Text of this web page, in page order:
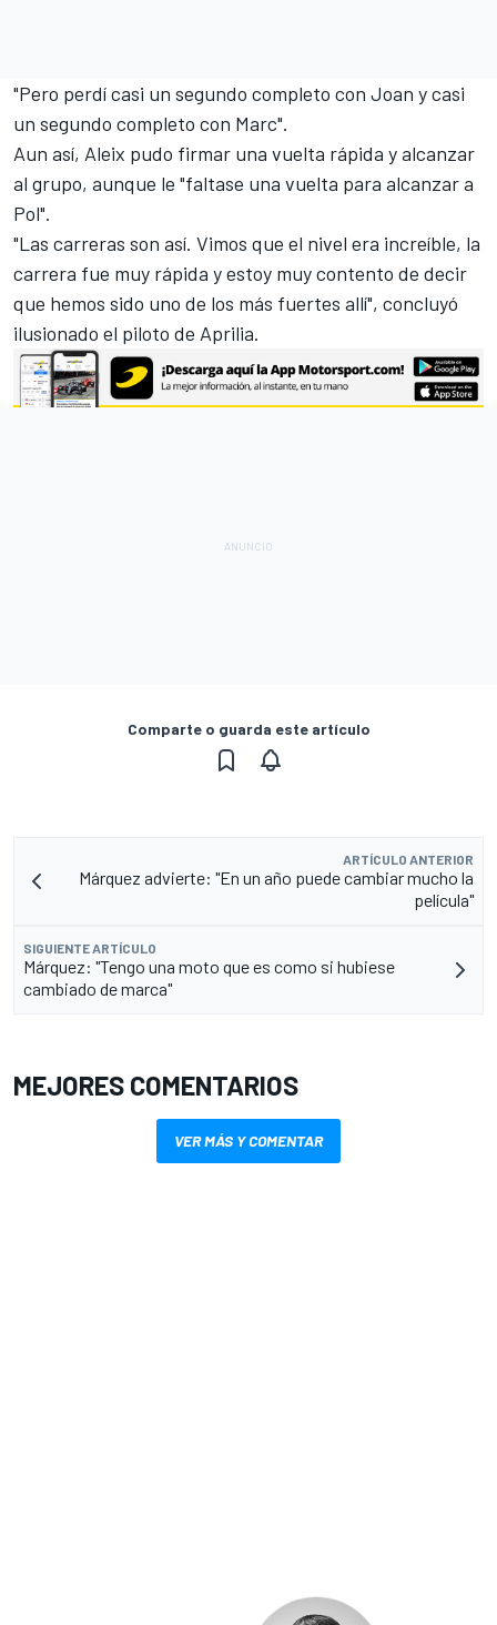
"Pero perdí casi un segundo completo con Joan y casi
un segundo completo con Marc".
Aun así, Aleix pudo firmar una vuelta rápida y alcanzar
al grupo, aunque le "faltase una vuelta para alcanzar a
Pol".
"Las carreras son así. Vimos que el nivel era increíble, la
carrera fue muy rápida y estoy muy contento de decir
que hemos sido uno de los más fuertes allí", concluyó
ilusionado el piloto de Aprilia.
Comparte o guarda este artículo
ARTÍCULO ANTERIOR
Márquez advierte: "En un año puede cambiar mucho la
película"
SIGUIENTE ARTÍCULO
Márquez: "Tengo una moto que es como si hubiese
cambiado de marca"
MEJORES COMENTARIOS
VER MÁS Y COMENTAR